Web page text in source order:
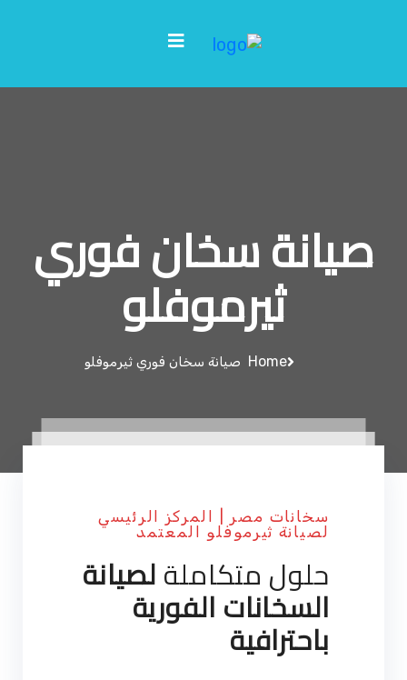
صيانة سخان فوري
ثيرموفلو
Home صيانة سخان فوري ثيرموفلو
سخانات مصر | المركز الرئيسي
لصيانة ثيرموفلو المعتمد
حلول متكاملةلصيانة
السخانات الفورية
باحترافية